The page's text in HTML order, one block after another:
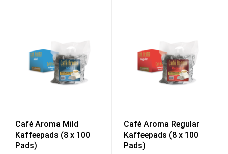
Café Aroma Mild
Kaffeepads (8 x 100
Pads)
Café Aroma Regular
Kaffeepads (8 x 100
Pads)